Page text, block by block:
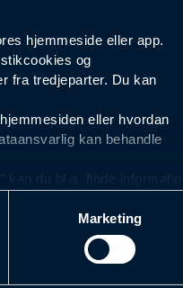
hjemmeside eller app.
og
fra tredjeparter. Du kan
eller hvordan
kan behandle
kan du bl.a. finde information
af vores
derfor skal være nemme at
Marketing